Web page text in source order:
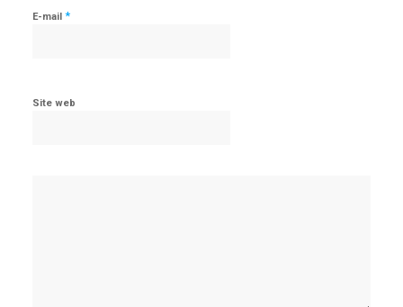
E-mail *
Site web